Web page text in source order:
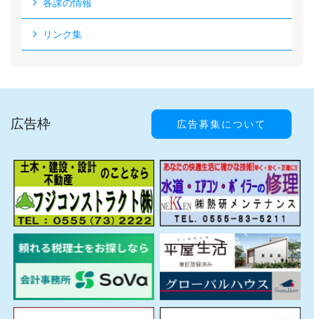
各課の情報
リンク集
広告枠 広告募集について